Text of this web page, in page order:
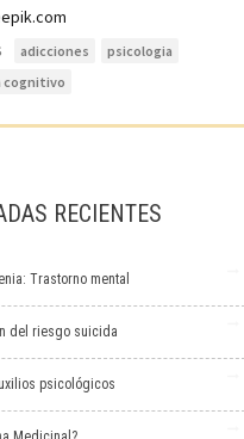
adicciones
psicologia
cognitivo
RECIENTES
Trastorno mental
del riesgo suicida
psicológicos